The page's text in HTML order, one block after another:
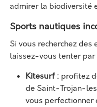
admirer la biodiversité
Sports nautiques
Si vous recherchez
laissez-vous tenter par
Kitesurf : profitez
de Saint-Trojan-
vous perfectionner